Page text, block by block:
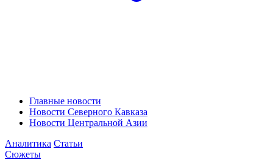
Главные новости
Новости Северного Кавказа
Новости Центральной Азии
Аналитика Статьи
Сюжеты